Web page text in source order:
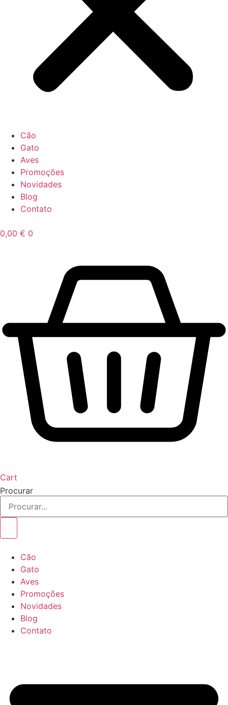
Cão
Gato
Aves
Promoções
Novidades
Blog
Contato
0,00 € 0
Cart
Procurar
Cão
Gato
Aves
Promoções
Novidades
Blog
Contato